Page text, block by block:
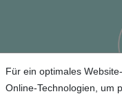
Für ein optimales
Online-Technologien, um